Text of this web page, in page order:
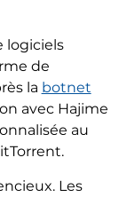
logiciels
de
la botnet
avec Hajime
au
Les